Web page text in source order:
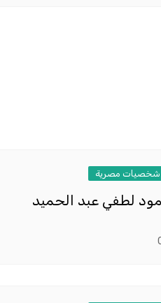
شخصيات مصرية
لطفي عبد الحميد